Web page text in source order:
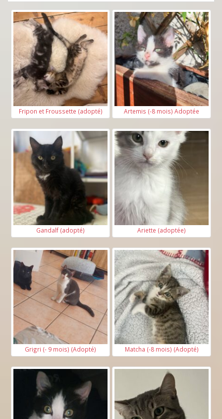
Fripon et Froussette (adopté) Artemis (-8 mois) Adoptée
Gandalf (adopté) Ariette (adoptée)
Grigri (- 9 mois) (Adopté) Matcha (-8 mois) (Adopté)